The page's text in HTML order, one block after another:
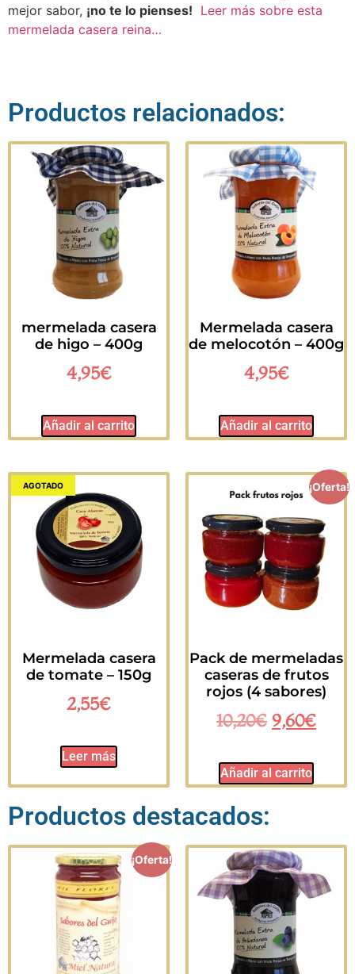
mejor sabor, ¡no te lo pienses! Leer más sobre esta
mermelada casera reina…
Productos relacionados:
mermelada casera
de higo – 400g
4,95€
Añadir al carrito
Mermelada casera
de melocotón – 400g
4,95€
Añadir al carrito
AGOTADO
Mermelada casera
de tomate – 150g
2,55€
Leer más
¡Oferta!
Pack de mermeladas
caseras de frutos
rojos (4 sabores)
10,20€ 9,60€
Añadir al carrito
Productos destacados:
¡Oferta!